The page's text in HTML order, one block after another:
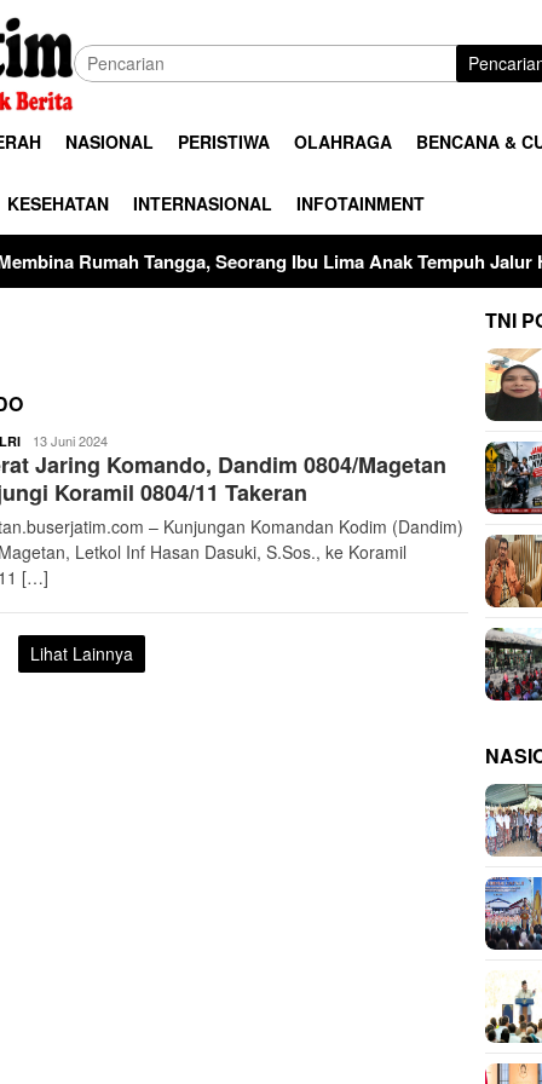
NASIONAL PERISTIWA OLAHRAGA BENCANA &
KESEHATAN INTERNASIONAL INFOTAINMENT
Seorang Ibu Lima Anak Tempuh Jalur Hukum Usai
ardy13 Juni 2024
Jaring Komando, Dandim 0804/Magetan
Koramil 0804/11 Takeran
– Kunjungan Komandan Kodim (Dandim)
Letkol Inf Hasan Dasuki, S.Sos., ke Koramil
[…]
Lihat Lainnya
TNI